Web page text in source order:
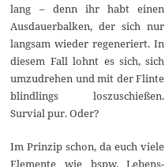
lang – denn ihr habt einen
Ausdauerbalken, der sich nur
langsam wieder regeneriert. In
diesem Fall lohnt es sich, sich
umzudrehen und mit der Flinte
blindlings loszuschießen.
Survial pur. Oder?
Im Prinzip schon, da euch viele
Elemente wie bspw. Lebens-